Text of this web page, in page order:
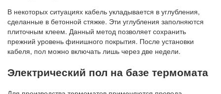
В некоторых ситуациях кабель укладывается в углубления,
сделанные в бетонной стяжке. Эти углубления заполняются
плиточным клеем. Данный метод позволяет сохранить
прежний уровень финишного покрытия. После установки
кабеля, пол можно включать лишь через две недели.
Электрический пол на базе термомата